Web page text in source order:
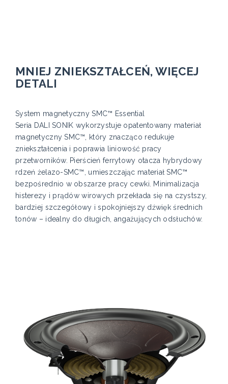
MNIEJ ZNIEKSZTAŁCEŃ, WIĘCEJ
DETALI
System magnetyczny SMC™ Essential
Seria DALI SONIK wykorzystuje opatentowany materiał
magnetyczny SMC™, który znacząco redukuje
zniekształcenia i poprawia liniowość pracy
przetworników. Pierścień ferrytowy otacza hybrydowy
rdzeń żelazo-SMC™, umieszczając materiał SMC™
bezpośrednio w obszarze pracy cewki. Minimalizacja
histerezy i prądów wirowych przekłada się na czystszy,
bardziej szczegółowy i spokojniejszy dźwięk średnich
tonów – idealny do długich, angażujących odsłuchów.